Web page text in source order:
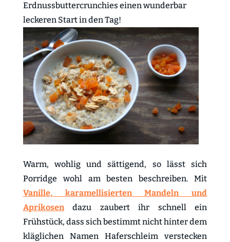
Erdnussbuttercrunchies einen wunderbar
leckeren Start in den Tag!
Warm, wohlig und sättigend, so lässt sich
Porridge wohl am besten beschreiben. Mit
Vanille, karamellisierten Mandeln und
Aprikosendazu zaubert ihr schnell ein
Frühstück, dass sich bestimmt nicht hinter dem
kläglichen Namen Haferschleim verstecken